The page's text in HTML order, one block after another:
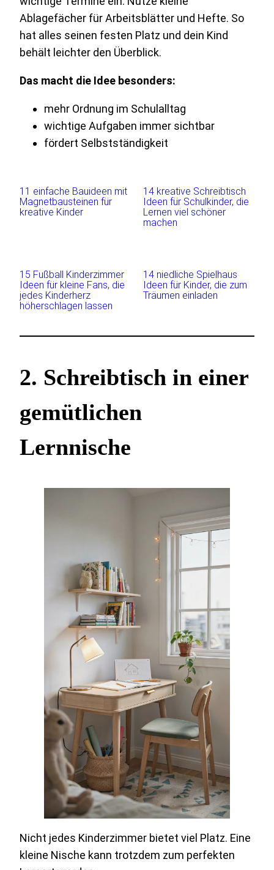
Ablagefächer für Arbeitsblätter und Hefte. So
hat alles seinen festen Platz und dein Kind
behält leichter den Überblick.
Das macht die Idee besonders:
mehr Ordnung im Schulalltag
wichtige Aufgaben immer sichtbar
fördert Selbstständigkeit
11 einfache Bauideen mit
Magnetbausteinen für
kreative Kinder
14 kreative Schreibtisch
Ideen für Schulkinder, die
Lernen viel schöner
machen
15 Fußball Kinderzimmer
Ideen für kleine Fans, die
jedes Kinderherz
höherschlagen lassen
14 niedliche Spielhaus
Ideen für Kinder, die zum
Träumen einladen
2. Schreibtisch in einer
gemütlichen
Lernnische
Nicht jedes Kinderzimmer bietet viel Platz. Eine
kleine Nische kann trotzdem zum perfekten